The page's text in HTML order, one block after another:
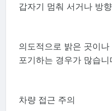
갑자기 멈춰 서거나 방
의도적으로 밝은 곳이
포기하는 경우가 많습니
차량 접근 주의